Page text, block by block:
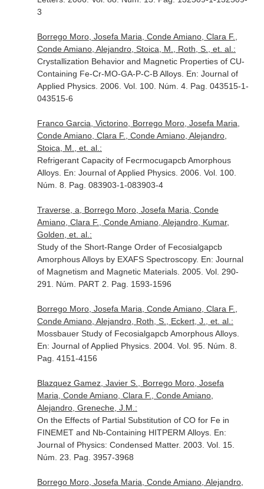
3
Borrego Moro, Josefa Maria, Conde Amiano, Clara F.,
Conde Amiano, Alejandro, Stoica, M., Roth, S., et. al.:
Crystallization Behavior and Magnetic Properties of CU-
Containing Fe-Cr-MO-GA-P-C-B Alloys. En: Journal of
Applied Physics. 2006. Vol. 100. Núm. 4. Pag. 043515-1-
043515-6
Franco Garcia, Victorino, Borrego Moro, Josefa Maria,
Conde Amiano, Clara F., Conde Amiano, Alejandro,
Stoica, M., et. al.:
Refrigerant Capacity of Fecrmocugapcb Amorphous
Alloys. En: Journal of Applied Physics. 2006. Vol. 100.
Núm. 8. Pag. 083903-1-083903-4
Traverse, a, Borrego Moro, Josefa Maria, Conde
Amiano, Clara F., Conde Amiano, Alejandro, Kumar,
Golden, et. al.:
Study of the Short-Range Order of Fecosialgapcb
Amorphous Alloys by EXAFS Spectroscopy. En: Journal
of Magnetism and Magnetic Materials. 2005. Vol. 290-
291. Núm. PART 2. Pag. 1593-1596
Borrego Moro, Josefa Maria, Conde Amiano, Clara F.,
Conde Amiano, Alejandro, Roth, S., Eckert, J., et. al.:
Mossbauer Study of Fecosialgapcb Amorphous Alloys.
En: Journal of Applied Physics. 2004. Vol. 95. Núm. 8.
Pag. 4151-4156
Blazquez Gamez, Javier S., Borrego Moro, Josefa
Maria, Conde Amiano, Clara F., Conde Amiano,
Alejandro, Greneche, J.M.:
On the Effects of Partial Substitution of CO for Fe in
FINEMET and Nb-Containing HITPERM Alloys. En:
Journal of Physics: Condensed Matter. 2003. Vol. 15.
Núm. 23. Pag. 3957-3968
Borrego Moro, Josefa Maria, Conde Amiano, Alejandro,